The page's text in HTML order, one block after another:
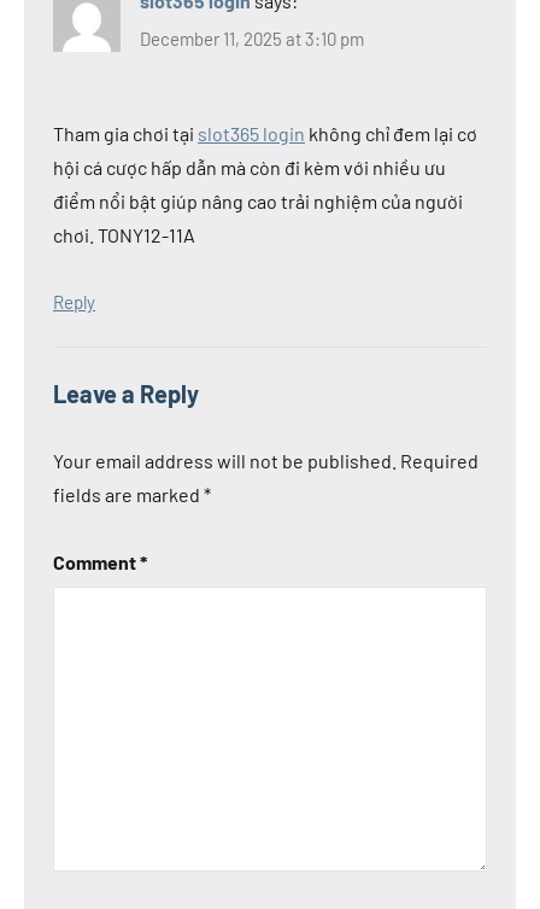
December 11, 2025 at 3:10 pm
Tham gia chơi tại slot365 login không chỉ đem lại cơ
hội cá cược hấp dẫn mà còn đi kèm với nhiều ưu
điểm nổi bật giúp nâng cao trải nghiệm của người
chơi. TONY12-11A
Reply
Leave a Reply
Your email address will not be published. Required
fields are marked *
Comment*